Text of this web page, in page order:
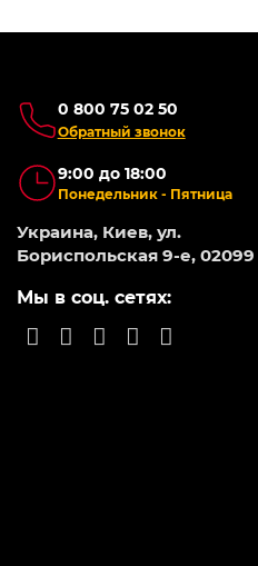
0 800 75 02 50
Обратный звонок
9:00 до 18:00
Понедельник - Пятница
Украина, Киев, ул.
Бориспольская 9-е, 02099
Мы в соц. сетях: